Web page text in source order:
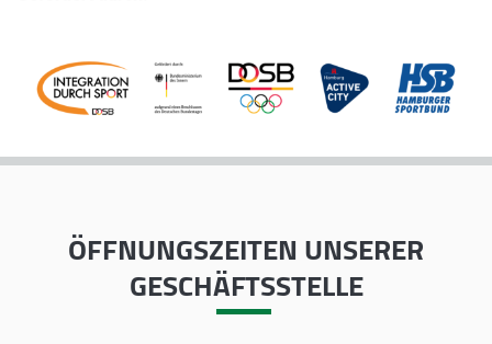
ÖFFNUNGSZEITENUNSERER
GESCHÄFTSSTELLE